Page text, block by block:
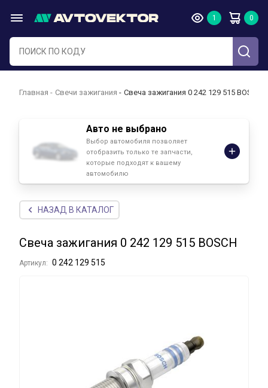
Главная Свечи зажигания Свеча зажигания 0 242 129 515 BOSCH
Авто не выбрано
Выбор автомобиля позволяет
отобразить только те запчасти,
которые подходят к вашему
автомобилю
НАЗАД В КАТАЛОГ
Свеча зажигания 0 242 129 515 BOSCH
Артикул: 0 242 129 515